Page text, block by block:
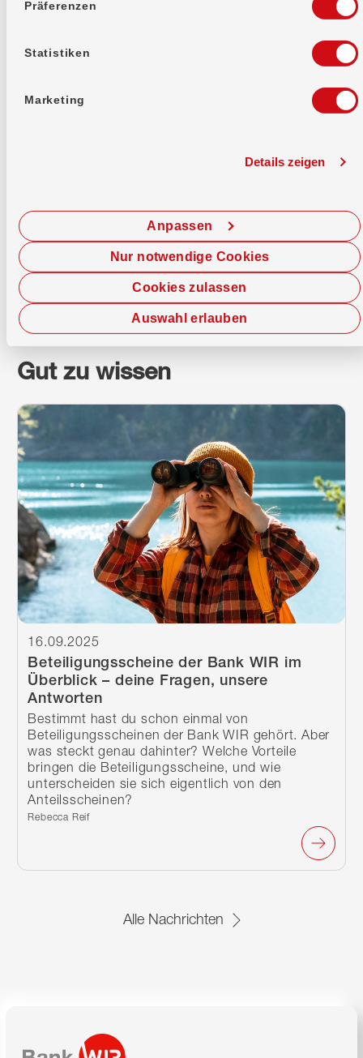
Präferenzen
Statistiken
Marketing
Details zeigen
Cookies zulassen
Anpassen
Auswahl erlauben
Nur notwendige Cookies
Generalversammlung
Hier entscheidest du mit!
Gut zu wissen
Beteiligungsscheine der Bank WIR im
Überblick – deine Fragen, unsere
Antworten
16.09.2025
Bestimmt hast du schon einmal von
Beteiligungsscheinen der Bank WIR gehört. Aber
was steckt genau dahinter? Welche Vorteile
bringen die Beteiligungsscheine, und wie
unterscheiden sie sich eigentlich von den
Anteilsscheinen?
Verfasst von:
Rebecca Reif
Weiterlesen
Alle Nachrichten